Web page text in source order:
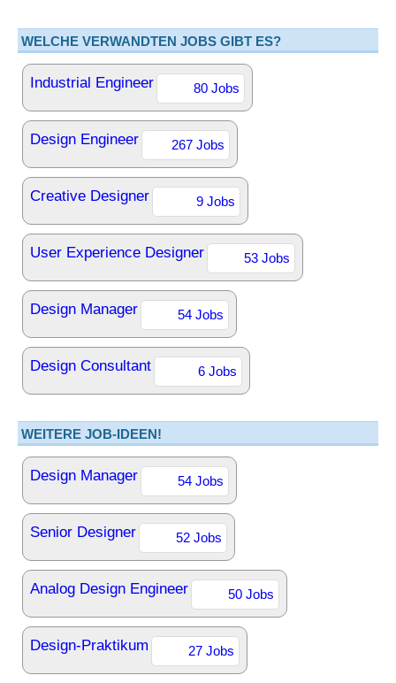
WELCHE VERWANDTEN JOBS GIBT ES?
Industrial Engineer 80 Jobs
Design Engineer 267 Jobs
Creative Designer 9 Jobs
User Experience Designer 53 Jobs
Design Manager 54 Jobs
Design Consultant 6 Jobs
WEITERE JOB-IDEEN!
Design Manager 54 Jobs
Senior Designer 52 Jobs
Analog Design Engineer 50 Jobs
Design-Praktikum 27 Jobs